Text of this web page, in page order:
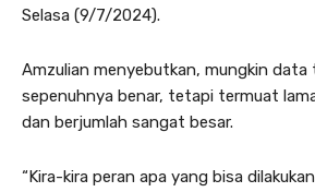
Selasa (9/7/2024).
Amzulian menyebutkan, mungkin
sepenuhnya benar, tetapi termuat
dan berjumlah sangat besar.
“Kira-kira peran apa yang bisa